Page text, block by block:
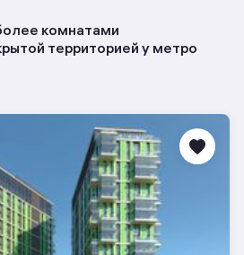
комнатами
территорией у метро